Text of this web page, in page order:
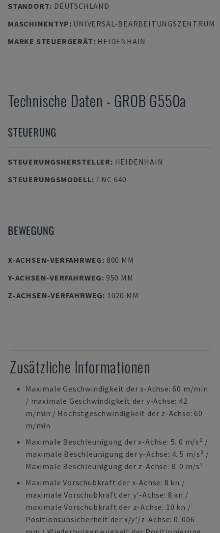
STANDORT: DEUTSCHLAND
MASCHINENTYP: UNIVERSAL-BEARBEITUNGSZENTRUM
MARKE STEUERGERÄT: HEIDENHAIN
Technische Daten - GROB G550a
STEUERUNG
STEUERUNGSHERSTELLER: HEIDENHAIN
STEUERUNGSMODELL: TNC 640
BEWEGUNG
X-ACHSEN-VERFAHRWEG: 800 MM
Y-ACHSEN-VERFAHRWEG: 950 MM
Z-ACHSEN-VERFAHRWEG: 1020 MM
Zusätzliche Informationen
Maximale Geschwindigkeit der x-Achse: 60 m/min
/ maximale Geschwindigkeit der y-Achse: 42
m/min / Höchstgeschwindigkeit der z-Achse: 60
m/min
Maximale Beschleunigung der x-Achse: 5. 0 m/s² /
maximale Beschleunigung der y-Achse: 4. 5 m/s² /
Maximale Beschleunigung der z-Achse: 8. 0 m/s²
Maximale Vorschubkraft der x-Achse: 8 kn /
maximale Vorschubkraft der y'-Achse: 8 kn /
maximale Vorschubkraft der z-Achse: 10 kn /
Positionsunsicherheit der x/y'/z-Achse: 0. 006